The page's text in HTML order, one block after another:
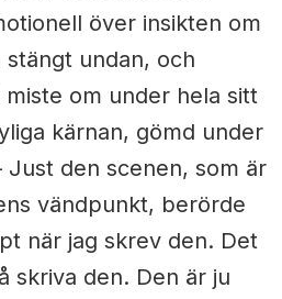
över insikten om
stängt undan, och
om under hela sitt
kärnan, gömd under
Just den scenen, som är
vändpunkt, berörde
när jag skrev den. Det
skriva den. Den är ju